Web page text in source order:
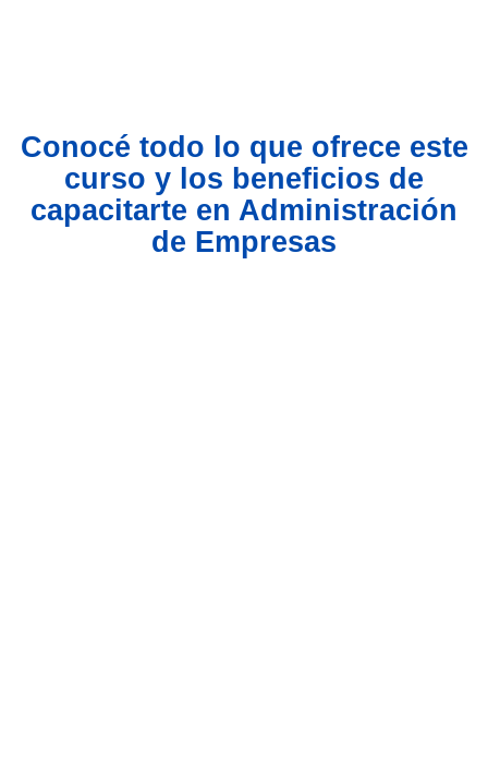
Conocé todo lo que ofrece este
curso y los beneficios de
capacitarte en Administración
de Empresas